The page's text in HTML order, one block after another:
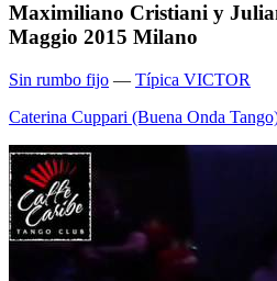
Maximiliano Cristiani y
Maggio 2015 Milano
Sin rumbo fijo — Típica VICTOR
Caterina Cuppari (Buena Onda